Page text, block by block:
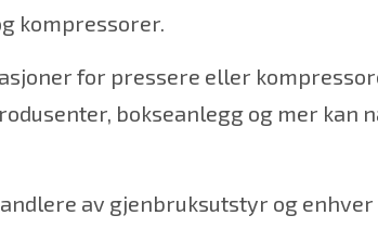
kompressorer.
for pressere eller
bokseanlegg og mer kan
av gjenbruksutstyr og